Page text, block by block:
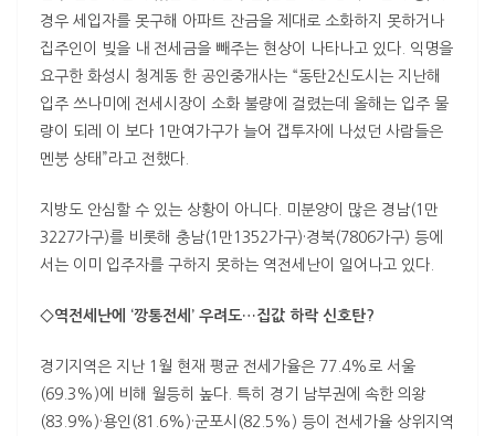
경우 세입자를 못구해 아파트 잔금을 제대로 소화하지 못하거나
집주인이 빚을 내 전세금을 빼주는 현상이 나타나고 있다. 익명을
요구한 화성시 청계동 한 공인중개사는 “동탄2신도시는 지난해
입주 쓰나미에 전세시장이 소화 불량에 걸렸는데 올해는 입주 물
량이 되레 이 보다 1만여가구가 늘어 갭투자에 나섰던 사람들은
멘붕 상태”라고 전했다.
지방도 안심할 수 있는 상황이 아니다. 미분양이 많은 경남(1만
3227가구)를 비롯해 충남(1만1352가구)·경북(7806가구) 등에
서는 이미 입주자를 구하지 못하는 역전세난이 일어나고 있다.
◇역전세난에 ‘깡통전세’ 우려도…집값 하락 신호탄?
경기지역은 지난 1월 현재 평균 전세가율은 77.4%로 서울
(69.3%)에 비해 월등히 높다. 특히 경기 남부권에 속한 의왕
(83.9%)·용인(81.6%)·군포시(82.5%) 등이 전세가율 상위지역